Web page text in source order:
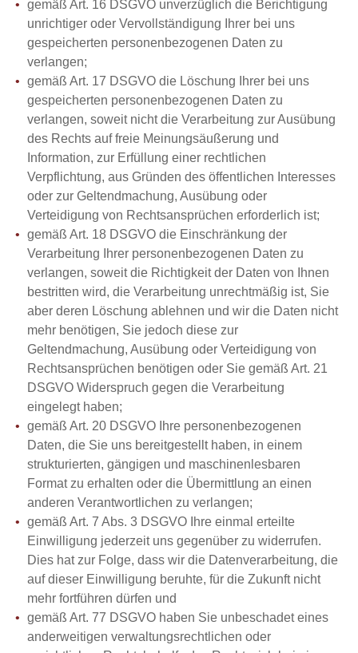
gemäß Art. 16 DSGVO unverzüglich die Berichtigung
unrichtiger oder Vervollständigung Ihrer bei uns
gespeicherten personenbezogenen Daten zu
verlangen;
gemäß Art. 17 DSGVO die Löschung Ihrer bei uns
gespeicherten personenbezogenen Daten zu
verlangen, soweit nicht die Verarbeitung zur Ausübung
des Rechts auf freie Meinungsäußerung und
Information, zur Erfüllung einer rechtlichen
Verpflichtung, aus Gründen des öffentlichen Interesses
oder zur Geltendmachung, Ausübung oder
Verteidigung von Rechtsansprüchen erforderlich ist;
gemäß Art. 18 DSGVO die Einschränkung der
Verarbeitung Ihrer personenbezogenen Daten zu
verlangen, soweit die Richtigkeit der Daten von Ihnen
bestritten wird, die Verarbeitung unrechtmäßig ist, Sie
aber deren Löschung ablehnen und wir die Daten nicht
mehr benötigen, Sie jedoch diese zur
Geltendmachung, Ausübung oder Verteidigung von
Rechtsansprüchen benötigen oder Sie gemäß Art. 21
DSGVO Widerspruch gegen die Verarbeitung
eingelegt haben;
gemäß Art. 20 DSGVO Ihre personenbezogenen
Daten, die Sie uns bereitgestellt haben, in einem
strukturierten, gängigen und maschinenlesbaren
Format zu erhalten oder die Übermittlung an einen
anderen Verantwortlichen zu verlangen;
gemäß Art. 7 Abs. 3 DSGVO Ihre einmal erteilte
Einwilligung jederzeit uns gegenüber zu widerrufen.
Dies hat zur Folge, dass wir die Datenverarbeitung, die
auf dieser Einwilligung beruhte, für die Zukunft nicht
mehr fortführen dürfen und
gemäß Art. 77 DSGVO haben Sie unbeschadet eines
anderweitigen verwaltungsrechtlichen oder